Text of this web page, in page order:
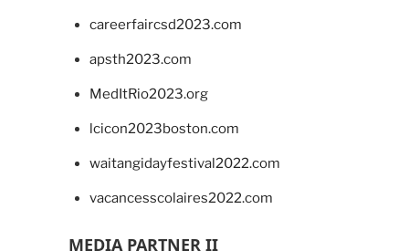
careerfaircsd2023.com
apsth2023.com
MedItRio2023.org
lcicon2023boston.com
waitangidayfestival2022.com
vacancesscolaires2022.com
MEDIA PARTNER II